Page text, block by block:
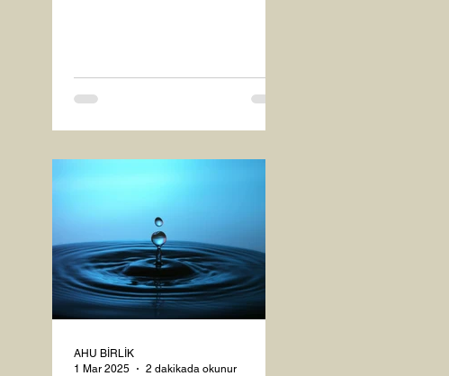
AHU BİRLİK
1 Mar 2025
2 dakikada okunur